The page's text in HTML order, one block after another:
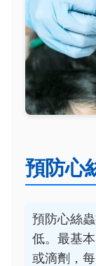
預防心
預防心絲
低。最基
或滴劑，